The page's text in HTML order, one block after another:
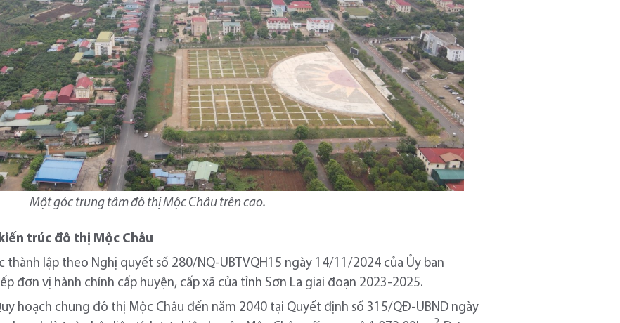
Một góc trung tâm đô thị Mộc Châu trên cao.
trúc đô thị Mộc Châu
thành lập theo Nghị quyết số 280/NQ-UBTVQH15 ngày 14/11/2024 của Ủy ban
đơn vị hành chính cấp huyện, cấp xã của tỉnh Sơn La giai đoạn 2023-2025.
hoạch chung đô thị Mộc Châu đến năm 2040 tại Quyết định số 315/QĐ-UBND ngày